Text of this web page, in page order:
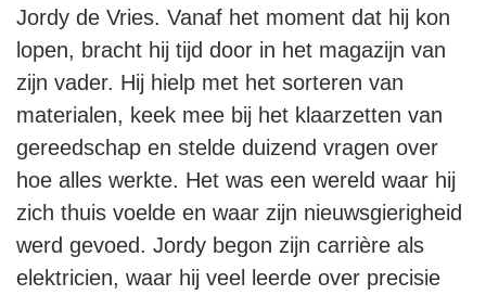
Jordy de Vries. Vanaf het moment dat hij kon
lopen, bracht hij tijd door in het magazijn van
zijn vader. Hij hielp met het sorteren van
materialen, keek mee bij het klaarzetten van
gereedschap en stelde duizend vragen over
hoe alles werkte. Het was een wereld waar hij
zich thuis voelde en waar zijn nieuwsgierigheid
werd gevoed. Jordy begon zijn carrière als
elektricien, waar hij veel leerde over precisie